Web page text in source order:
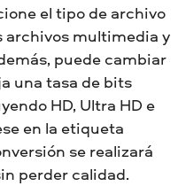
el tipo de archivo
archivos multimedia y
puede cambiar
una tasa de bits
HD, Ultra HD e
en la etiqueta
se realizará
perder calidad.